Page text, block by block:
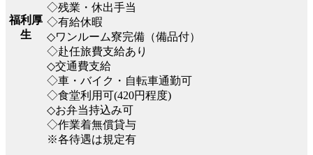
福利厚
生
◇残業・休出手当
◇有給休暇
◇ワンルーム寮完備（備品付）
◇赴任旅費支給あり
◇交通費支給
◇車・バイク・自転車通勤可
◇食堂利用可(420円程度)
◇お弁当持込み可
◇作業着無償貸与
※各待遇は規定有